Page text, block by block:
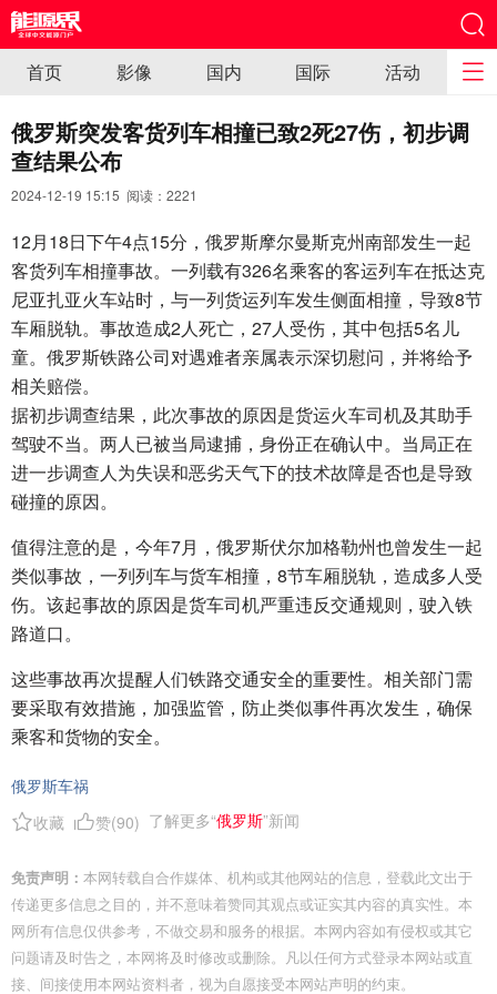
首页 影像 国内 国际 活动
俄罗斯突发客货列车相撞已致2死27伤，初步调
查结果公布
2024-12-19 15:15 阅读： 2221
12月18日下午4点15分，俄罗斯摩尔曼斯克州南部发生一起
客货列车相撞事故。一列载有326名乘客的客运列车在抵达克
尼亚扎亚火车站时，与一列货运列车发生侧面相撞，导致8节
车厢脱轨。事故造成2人死亡，27人受伤，其中包括5名儿
童。俄罗斯铁路公司对遇难者亲属表示深切慰问，并将给予
相关赔偿。
据初步调查结果，此次事故的原因是货运火车司机及其助手
驾驶不当。两人已被当局逮捕，身份正在确认中。当局正在
进一步调查人为失误和恶劣天气下的技术故障是否也是导致
碰撞的原因。
值得注意的是，今年7月，俄罗斯伏尔加格勒州也曾发生一起
类似事故，一列列车与货车相撞，8节车厢脱轨，造成多人受
伤。该起事故的原因是货车司机严重违反交通规则，驶入铁
路道口。
这些事故再次提醒人们铁路交通安全的重要性。相关部门需
要采取有效措施，加强监管，防止类似事件再次发生，确保
乘客和货物的安全。
俄罗斯车祸
收藏
赞(90) 了解更多“俄罗斯”新闻
免责声明： 本网转载自合作媒体、机构或其他网站的信息，登载此文出于
传递更多信息之目的，并不意味着赞同其观点或证实其内容的真实性。本
网所有信息仅供参考，不做交易和服务的根据。本网内容如有侵权或其它
问题请及时告之，本网将及时修改或删除。凡以任何方式登录本网站或直
接、间接使用本网站资料者，视为自愿接受本网站声明的约束。